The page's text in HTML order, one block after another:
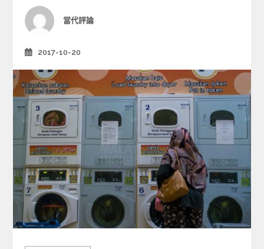
i
e
Author
當代評論
2017-10-20